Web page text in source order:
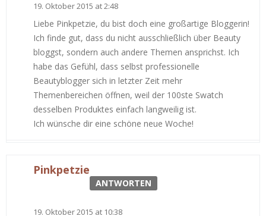
19. Oktober 2015 at 2:48
Liebe Pinkpetzie, du bist doch eine großartige Bloggerin!
Ich finde gut, dass du nicht ausschließlich über Beauty
bloggst, sondern auch andere Themen ansprichst. Ich
habe das Gefühl, dass selbst professionelle
Beautyblogger sich in letzter Zeit mehr
Themenbereichen öffnen, weil der 100ste Swatch
desselben Produktes einfach langweilig ist.
Ich wünsche dir eine schöne neue Woche!
Pinkpetzie
ANTWORTEN
19. Oktober 2015 at 10:38